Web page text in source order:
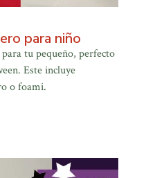
para niño
tu pequeño, perfecto
Este incluye
o foami.